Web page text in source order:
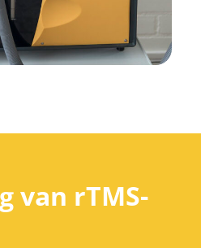
van rTMS-